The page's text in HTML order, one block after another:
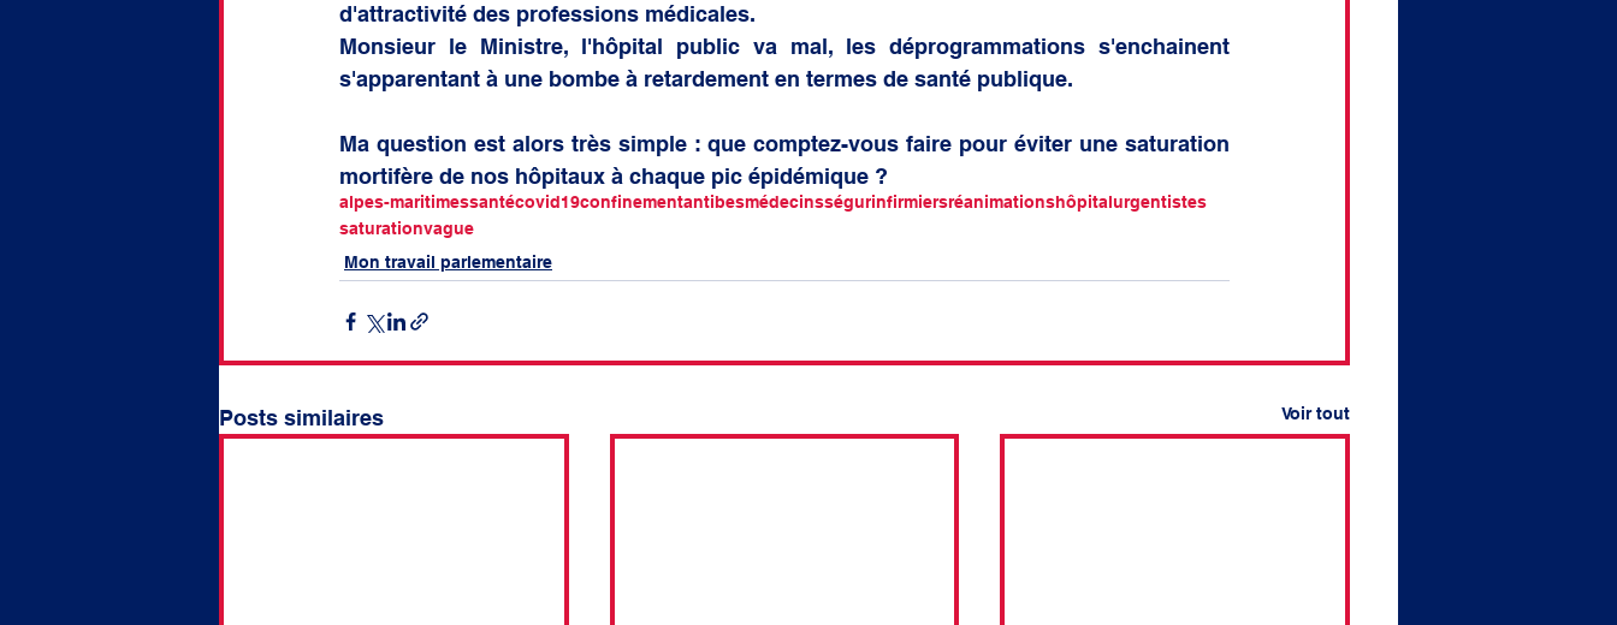
d'attractivité des professions médicales.
Monsieur le Ministre, l'hôpital public va mal, les déprogrammations s'enchainent
s'apparentant à une bombe à retardement en termes de santé publique.
Ma question est alors très simple : que comptez-vous faire pour éviter une saturation
mortifère de nos hôpitaux à chaque pic épidémique ?
alpes-maritimessantécovid19confinementantibesmédecinsségurinfirmiersréanimationshôpitalurgentistes
saturationvague
Mon travail parlementaire
Posts similaires Voir tout